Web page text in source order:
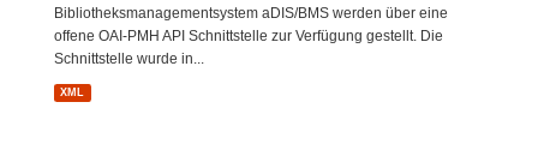
Bibliotheksmanagementsystem aDIS/BMS werden über eine
offene OAI-PMH API Schnittstelle zur Verfügung gestellt. Die
Schnittstelle wurde in...
XML